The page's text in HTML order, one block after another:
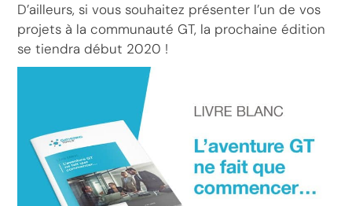
D’ailleurs, si vous souhaitez présenter l’un de vos
projets à la communauté GT, la prochaine édition
se tiendra début 2020 !